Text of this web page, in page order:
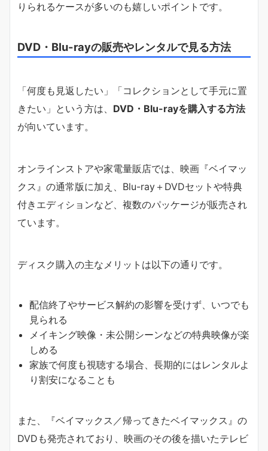
りられるケースが多いのも嬉しいポイントです。
DVD・Blu-rayの販売やレンタルで見る方法
「何度も見返したい」「コレクションとして手元に置
きたい」という方は、 DVD・Blu-rayを購入する方法
が向いています。
オンラインストアや家電量販店では、映画『ベイマッ
クス』の通常版に加え、Blu-ray＋DVDセットや特典
付きエディションなど、複数のパッケージが販売され
ています。
ディスク購入の主なメリットは以下の通りです。
配信終了やサービス解約の影響を受けず、いつでも
見られる
メイキング映像・未公開シーンなどの特典映像が楽
しめる
家族で何度も視聴する場合、長期的にはレンタルよ
り割安になることも
また、『ベイマックス／帰ってきたベイマックス』の
DVDも発売されており、映画のその後を描いたテレビ